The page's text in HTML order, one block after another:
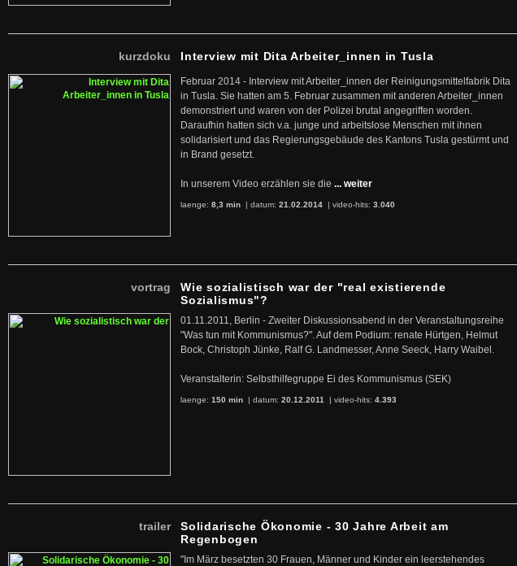
kurzdoku Interview mit Dita Arbeiter_innen in Tusla
Februar 2014 - Interview mit Arbeiter_innen der Reinigungsmittelfabrik Dita
in Tusla. Sie hatten am 5. Februar zusammen mit anderen Arbeiter_innen
demonstriert und waren von der Polizei brutal angegriffen worden.
Daraufhin hatten sich v.a. junge und arbeitslose Menschen mit ihnen
solidarisiert und das Regierungsgebäude des Kantons Tusla gestürmt und
in Brand gesetzt.
In unserem Video erzählen sie die ... weiter
laenge: 8,3 min | datum: 21.02.2014 | video-hits: 3.040
vortrag
Wie sozialistisch war der "real existierende
Sozialismus"?
01.11.2011, Berlin - Zweiter Diskussionsabend in der Veranstaltungsreihe
"Was tun mit Kommunismus?". Auf dem Podium: renate Hürtgen, Helmut
Bock, Christoph Jünke, Ralf G. Landmesser, Anne Seeck, Harry Waibel.
Veranstalterin: Selbsthilfegruppe Ei des Kommunismus (SEK)
laenge: 150 min | datum: 20.12.2011 | video-hits: 4.393
trailer
Solidarische Ökonomie - 30 Jahre Arbeit am
Regenbogen
"Im März besetzten 30 Frauen, Männer und Kinder ein leerstehendes